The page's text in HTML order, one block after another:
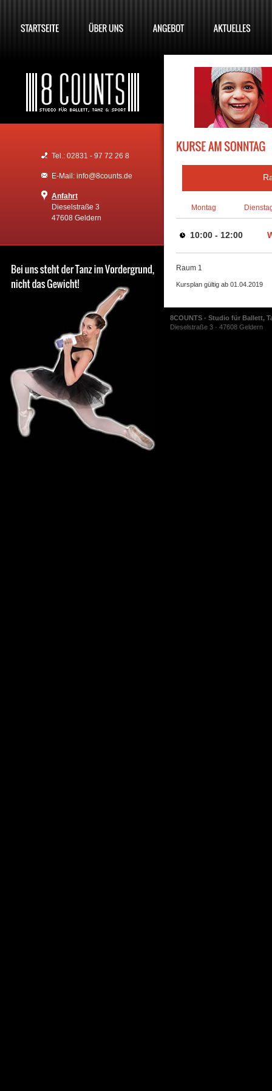
Tel.: 02831 - 97 72 26 8
E-Mail: info@8counts.de
Anfahrt
Dieselstraße 3
47608 Geldern
Montag
10:00 - 12:00
Raum 1
Kursplan gültig ab 01.04.2019
8COUNTS - Studio für Ballett,
Dieselstraße 3 · 47608 Geldern